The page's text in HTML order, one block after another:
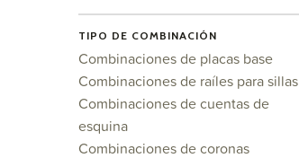
TIPO DE COMBINACIÓN
Combinaciones de placas base
Combinaciones de raíles para sillas
Combinaciones de cuentas de
esquina
Combinaciones de coronas